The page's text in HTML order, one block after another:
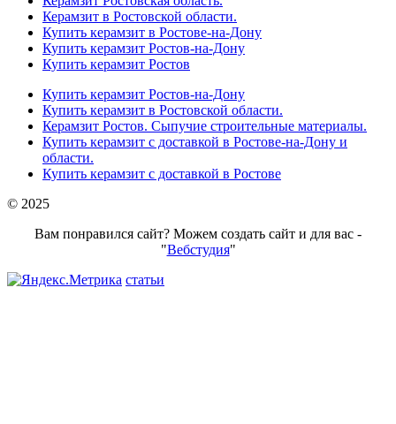
Керамзит в Ростовской области.
Купить керамзит в Ростове-на-Дону
Купить керамзит Ростов-на-Дону
Купить керамзит Ростов
Купить керамзит Ростов-на-Дону
Купить керамзит в Ростовской области.
Керамзит Ростов. Сыпучие строительные материалы.
Купить керамзит с доставкой в Ростове-на-Дону и
области.
Купить керамзит с доставкой в Ростове
© 2025
Вам понравился сайт? Можем создать сайт и для вас -
"Вебстудия"
статьи